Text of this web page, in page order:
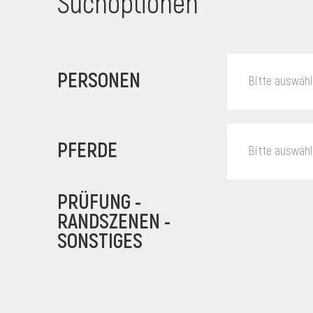
PERSONEN Bitte
PFERDE Bitte
PRÜFUNG -
RANDSZENEN -
SONSTIGES